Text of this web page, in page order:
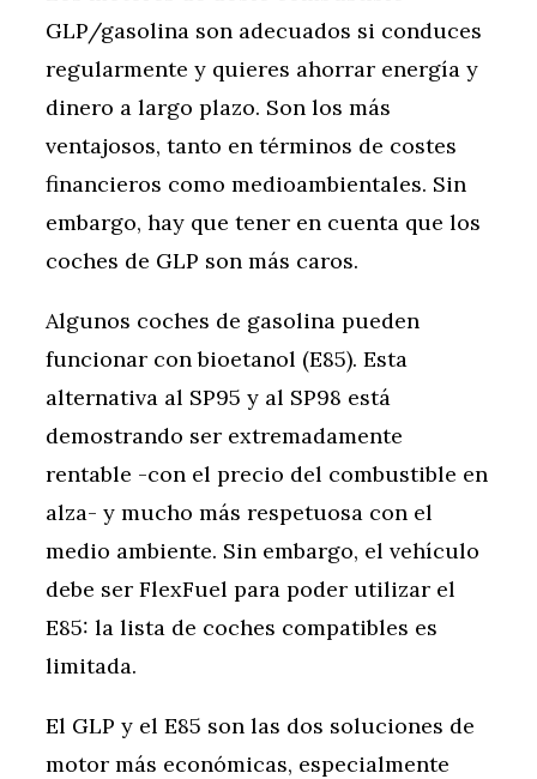
GLP/gasolina son adecuados si conduces
regularmente y quieres ahorrar energía y
dinero a largo plazo. Son los más
ventajosos, tanto en términos de costes
financieros como medioambientales. Sin
embargo, hay que tener en cuenta que los
coches de GLP son más caros.
Algunos coches de gasolina pueden
funcionar con bioetanol (E85). Esta
alternativa al SP95 y al SP98 está
demostrando ser extremadamente
rentable -con el precio del combustible en
alza- y mucho más respetuosa con el
medio ambiente. Sin embargo, el vehículo
debe ser FlexFuel para poder utilizar el
E85: la lista de coches compatibles es
limitada.
El GLP y el E85 son las dos soluciones de
motor más económicas, especialmente